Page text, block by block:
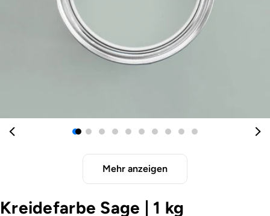
Mehr anzeigen
Kreidefarbe Sage 1 kg